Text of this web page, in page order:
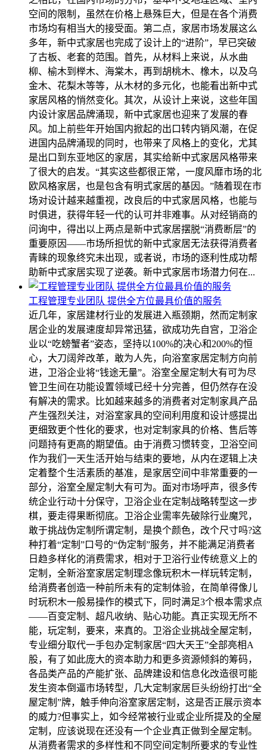
空间的限制，虽然在价格上悬殊巨大，但是在各个消费
市场均有相当大的接受面。第二点，家居市场发展这么
多年，新中式家居也完成了设计上的“进阶”，早已突破
了古板、老套的范围。首先，从材料上来说，从水曲
柳、榆木到榉木、海棠木，再到胡桃木、橡木，以及乌
金木、花梨木等等，从木材的多元化，也能看出新中式
家居风格的悄然变化。其次，从设计上来说，这些年国
内设计家居品牌涌现，新中式家居也迎来了发展的春
风。加上前些年开始国内掀起的出口转内销风潮，在促
进国内品牌涌现的同时，也带来了风格上的变化，尤其
是出口到东亚地区的家居，其实给新中式家居风格带来
了很大的启发。“其实这些都很正常，一度风靡市场的北
欧风格家居，也是包含有明式家居的基因。”随着现在市
场对设计越来越重视，改良后的中式家居风格，也能与
时俱进，获得年轻一代的认可并非难事。从对经销商的
问询中，得出以上两点是新中式家居摆脱“消费断层”的
重要原因——市场所担忧的新中式家居无法获得消费者
青睐的现象终究未出现，或者说，市场的逐利性成功帮
助新中式家居实现了逆袭。新中式家居市场潜力何在...
工程管理专业团队 提供全方位最具价值的服务
近几年，家居建材行业的发展进入瓶颈期，然而定制家
居企业的发展速度却异常迅猛，欲成功先自宫，卫浴企
业以“吃螃蟹者”姿态，坚持以100%的决心和200%的恒
心，大刀阔斧改革，敢为人先，向浴室家居定制方向前
进，卫浴企业将“钱途无量”。浴室全屋定制大有可为尽
管卫生间在功能设置领域已经十分完善，但仍然存在没
有解决的需求。比如越来越多的消费者对定制家具产品
产生强烈关注，对浴室家具的空间利用度和设计感提出
更细致更个性化的要求，也对定制家具的价格、售后等
问题持有更高的期望值。由于消费习惯转变，卫浴空间
作为我们一天生活开始与结束的要地，从内在逻辑上决
定着整个生活素质的基准，是家居空间中非常重要的一
部分，浴室全屋定制大有可为。面对市场呼声，很多传
统企业行动十分保守，卫浴企业在定制战略转型这一步
棋，要走得果断彻底。卫浴企业需率先破除行业魔咒，
敢于挑战伪定制所谓定制，是换个颜色，改个尺寸吗?这
种打着“定制”口号的“伪定制”服务，并不能满足消费者
日趋多样化的消费需求，相对于卫浴行业传统意义上的
定制，全新浴室家居定制理念像玩积木一样玩转定制，
给消费者创造一种前所未有的定制体验，在简单得像儿
时玩积木一般易操作的模式下，同时满足3个根本需求点
――百变定制、超凡收纳、贴心功能。真正实现无所不
能，玩定制，要来，来真的。卫浴企业挑战全屋定制，
专业细分取代一手包办定制家居“四大天王”全部亮相A
股，有了如此庞大的资本助力和更多资源倾斜的筹码，
各品类产品的产能扩张、品牌建设和信息化改造很可能
发生资本倒逼市场转型，几大定制家居巨头纷纷打出“全
屋定制”牌，触手伸向浴室家居定制，这是否正展示资本
的威力?但事实上，如今经常被行业或企业所提及的全屋
定制，应该说现在还没有一个企业真正做到全屋定制。
从消费者需求的多样性和不同空间定制所要求的专业性